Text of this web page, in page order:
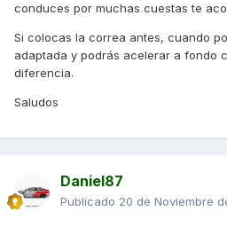
conduces por muchas cuestas te
Si colocas la correa antes, cuando
adaptada y podrás acelerar a fondo
diferencia.
Saludos
Daniel87
Publicado 20 de Noviembre